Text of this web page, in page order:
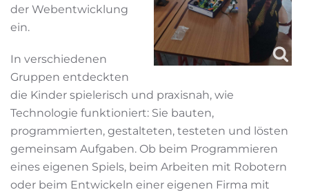
der Webentwicklung
ein.
In verschiedenen
Gruppen entdeckten
die Kinder spielerisch und praxisnah, wie
Technologie funktioniert: Sie bauten,
programmierten, gestalteten, testeten und lösten
gemeinsam Aufgaben. Ob beim Programmieren
eines eigenen Spiels, beim Arbeiten mit Robotern
oder beim Entwickeln einer eigenen Firma mit